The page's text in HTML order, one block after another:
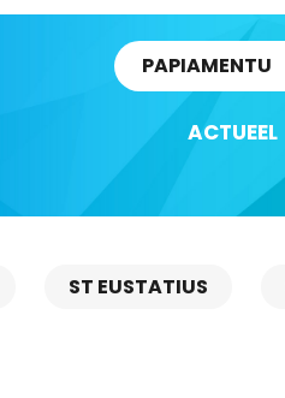
PAPIAMENTU
ACTUEEL
ST EUSTATIUS